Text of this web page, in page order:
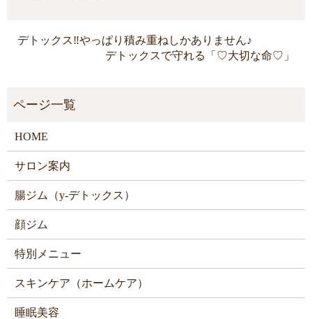
デトックス‼やっぱり積み重ねしかありません♪
デトックスで守れる「♡大切な命♡」
HOME
サロン案内
腸ジム（y-デトックス）
顔ジム
特別メニュー
スキンケア（ホームケア）
睡眠美容